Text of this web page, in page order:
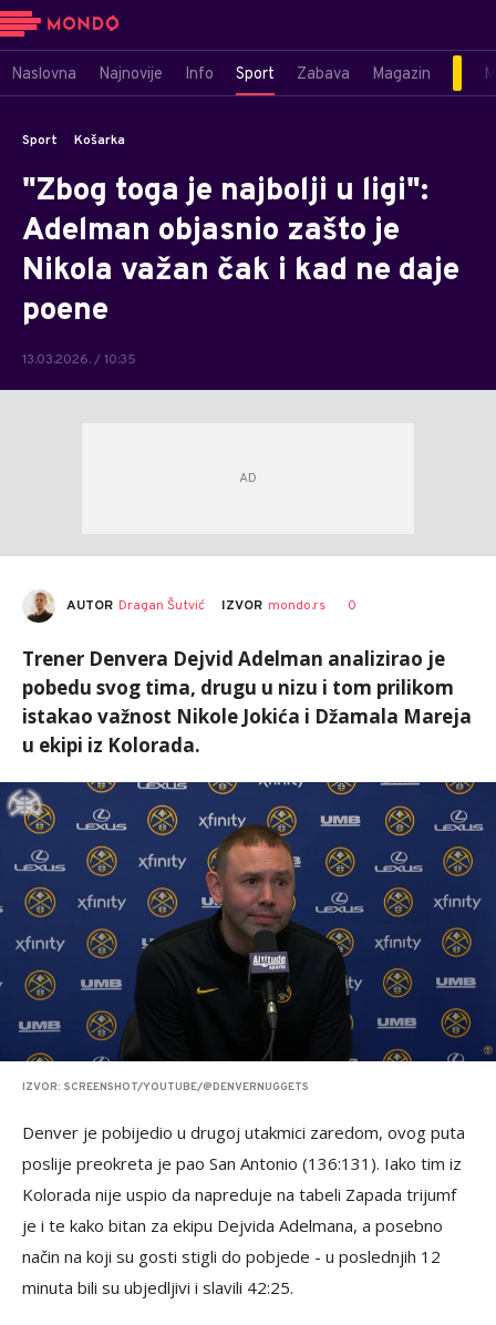
Naslovna Najnovije Info Sport Zabava Magazin
Sport Košarka
"Zbog toga je najbolji u ligi":
Adelman objasnio zašto je
Nikola važan čak i kad ne daje
poene
13.03.2026. / 10:35
AUTOR Dragan Šutvić IZVOR mondo.rs 0
Trener Denvera Dejvid Adelman analizirao je
pobedu svog tima, drugu u nizu i tom prilikom
istakao važnost Nikole Jokića i Džamala Mareja
u ekipi iz Kolorada.
IZVOR: SCREENSHOT/YOUTUBE/@DENVERNUGGETS
Denver je pobijedio u drugoj utakmici zaredom, ovog puta
poslije preokreta je pao San Antonio (136:131). Iako tim iz
Kolorada nije uspio da napreduje na tabeli Zapada trijumf
je i te kako bitan za ekipu Dejvida Adelmana, a posebno
način na koji su gosti stigli do pobjede - u poslednjih 12
minuta bili su ubjedljivi i slavili 42:25.